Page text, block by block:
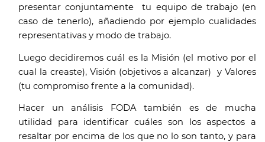
presentar conjuntamente  tu equipo de trabajo (en
caso de tenerlo), añadiendo por ejemplo cualidades
representativas y modo de trabajo.
Luego decidiremos cuál es la Misión (el motivo por el
cual la creaste), Visión (objetivos a alcanzar)  y Valores
(tu compromiso frente a la comunidad).
Hacer un análisis FODA también es de mucha
utilidad para identificar cuáles son los aspectos a
resaltar por encima de los que no lo son tanto, y para